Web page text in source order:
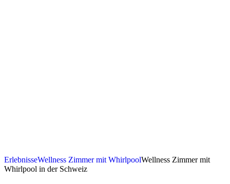
ErlebnisseWellness Zimmer mit WhirlpoolWellness Zimmer mit
Whirlpool in der Schweiz